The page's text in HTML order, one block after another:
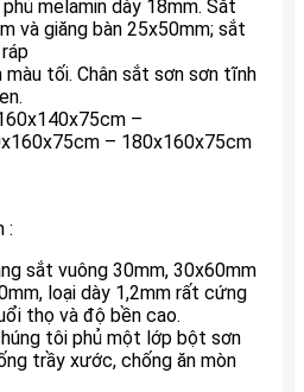
melamin dày 18mm. Sắt
và giăng bàn 25x50mm; sắt
màu tối. Chân sắt sơn sơn tĩnh
–
– 180x160x75cm
:
sắt vuông 30mm, 30x60mm
loại dày 1,2mm rất cứng
thọ và độ bền cao.
tôi phủ một lớp bột sơn
trầy xước, chống ăn mòn